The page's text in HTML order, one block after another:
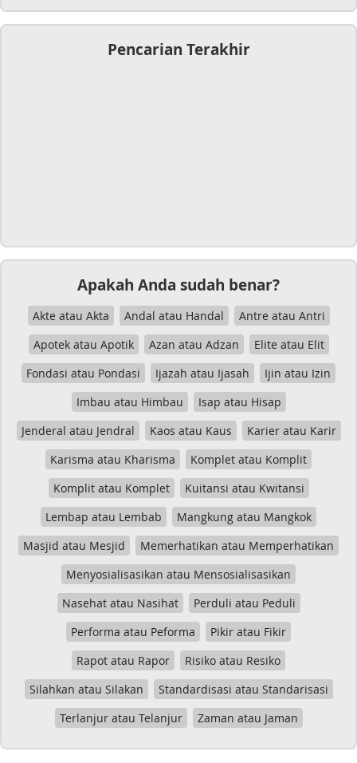
Pencarian Terakhir
Apakah Anda sudah benar?
Akte atau Akta Andal atau Handal
Antre atau Antri
Apotek atau Apotik
Azan atau Adzan
Elite atau Elit
Fondasi atau Pondasi
Ijazah atau Ijasah
Ijin atau Izin
Imbau atau Himbau
Isap atau Hisap
Jenderal atau Jendral
Kaos atau Kaus
Karier atau Karir
Karisma atau Kharisma
Komplet atau Komplit
Komplit atau Komplet
Kuitansi atau Kwitansi
Lembap atau Lembab
Mangkung atau Mangkok
Masjid atau Mesjid
Memerhatikan atau Memperhatikan
Menyosialisasikan atau Mensosialisasikan
Nasehat atau Nasihat
Perduli atau Peduli
Performa atau Peforma
Pikir atau Fikir
Rapot atau Rapor
Risiko atau Resiko
Silahkan atau Silakan
Standardisasi atau Standarisasi
Terlanjur atau Telanjur
Zaman atau Jaman